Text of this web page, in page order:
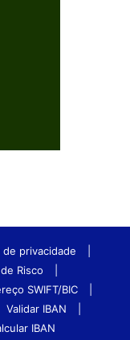
de privacidade
Risco
SWIFT/BIC
Validar IBAN
IBAN